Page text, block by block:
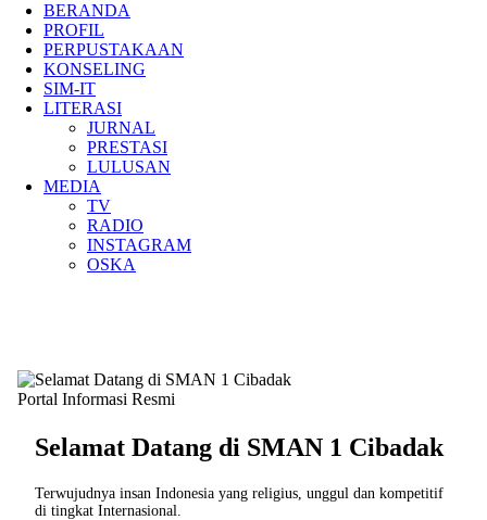
BERANDA
PROFIL
PERPUSTAKAAN
KONSELING
SIM-IT
LITERASI
JURNAL
PRESTASI
LULUSAN
MEDIA
TV
RADIO
INSTAGRAM
OSKA
Portal Informasi Resmi
Selamat Datang di SMAN 1 Cibadak
Terwujudnya insan Indonesia yang religius, unggul dan kompetitif
di tingkat Internasional.